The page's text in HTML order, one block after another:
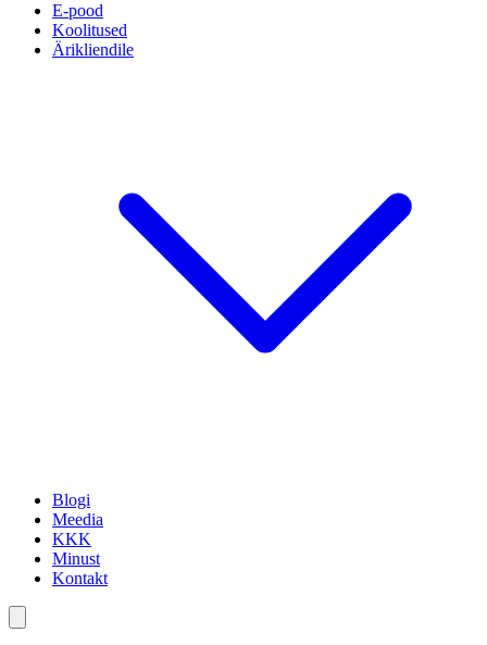
E-pood
Koolitused
Ärikliendile
Blogi
Meedia
KKK
Minust
Kontakt